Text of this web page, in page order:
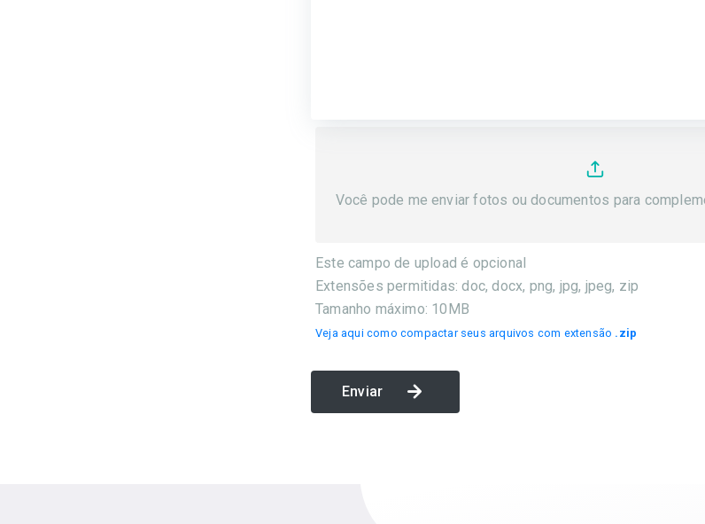
Você pode me enviar fotos ou documentos para
Este campo de upload é opcional
Extensões permitidas: doc, docx, png, jpg, jpeg, zip
Tamanho máximo: 10MB
Veja aqui como compactar seus arquivos com extensão .zip
Enviar